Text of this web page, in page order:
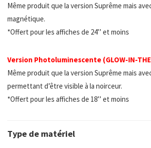
Même produit que la version Suprême mais
magnétique.
*Offert pour les affiches de 24’’ et moins
Version Photoluminescente (GLOW-IN-
Même produit que la version Suprême mais
permettant d’être visible à la noirceur.
*Offert pour les affiches de 18’’ et moins
Type de matériel